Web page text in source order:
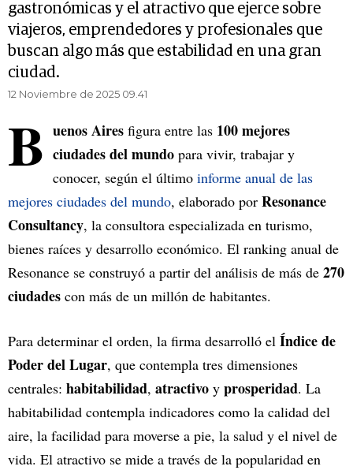
gastronómicas y el atractivo que ejerce sobre
viajeros, emprendedores y profesionales que
buscan algo más que estabilidad en una gran
ciudad.
12 Noviembre de 2025 09.41
B uenos Aires figura entre las 100 mejores
ciudades del mundo para vivir, trabajar y
conocer, según el último informe anual de las
mejores ciudades del mundo, elaborado por Resonance
Consultancy, la consultora especializada en turismo,
bienes raíces y desarrollo económico. El ranking anual de
Resonance se construyó a partir del análisis de más de 270
ciudades con más de un millón de habitantes.
Para determinar el orden, la firma desarrolló el Índice de
Poder del Lugar, que contempla tres dimensiones
centrales: habitabilidad, atractivo y prosperidad. La
habitabilidad contempla indicadores como la calidad del
aire, la facilidad para moverse a pie, la salud y el nivel de
vida. El atractivo se mide a través de la popularidad en